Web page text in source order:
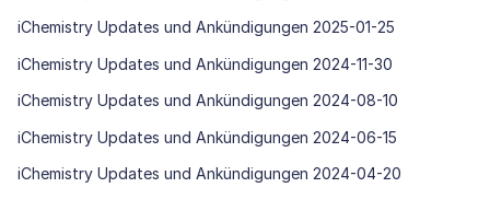
iChemistry Updates und Ankündigungen 2025-01-25
iChemistry Updates und Ankündigungen 2024-11-30
iChemistry Updates und Ankündigungen 2024-08-10
iChemistry Updates und Ankündigungen 2024-06-15
iChemistry Updates und Ankündigungen 2024-04-20